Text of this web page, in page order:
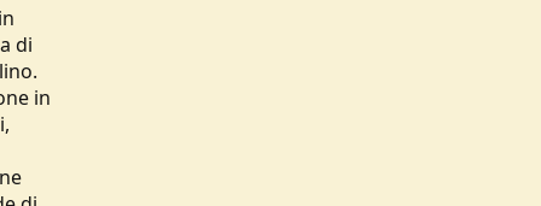
di
in